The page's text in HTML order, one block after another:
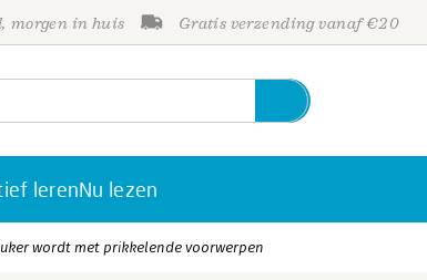
morgen in huis Gratis verzending vanaf €20
lerenNu lezen
wordt met prikkelende voorwerpen
Personen